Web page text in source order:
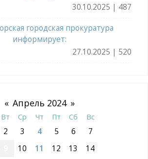
30.10.2025 | 487
городская прокуратура
информирует:
27.10.2025 | 520
« Апрель 2024 »
Вт Ср Чт Пт Сб Вс
2 3 4 5 6
7
10 11 12 13
14